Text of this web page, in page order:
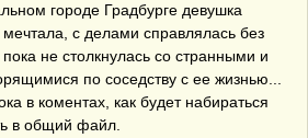
городе Градбурге девушка
с делами справлялась без
не столкнулась со странными и
по соседству с ее жизнью...
в коментах, как будет набираться
в общий файл.